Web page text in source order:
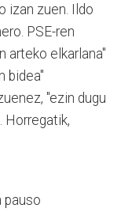
izan zuen. Ildo
PSE-ren
arteko elkarlana"
bidea"
"ezin dugu
Horregatik,
pauso